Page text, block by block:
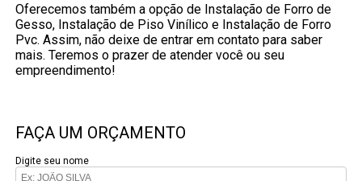
Oferecemos também a opção de Instalação de Forro de
Gesso, Instalação de Piso Vinílico e Instalação de Forro
Pvc. Assim, não deixe de entrar em contato para saber
mais. Teremos o prazer de atender você ou seu
empreendimento!
FAÇA UM ORÇAMENTO
Digite seu nome